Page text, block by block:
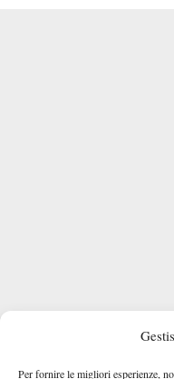
Per fornire le migliori esperienze,